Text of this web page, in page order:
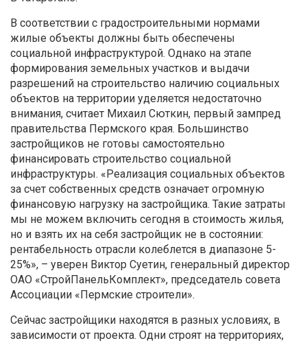
В соответствии с градостроительными нормами
жилые объекты должны быть обеспечены
социальной инфраструктурой. Однако на этапе
формирования земельных участков и выдачи
разрешений на строительство наличию социальных
объектов на территории уделяется недостаточно
внимания, считает Михаил Сюткин, первый зампред
правительства Пермского края. Большинство
застройщиков не готовы самостоятельно
финансировать строительство социальной
инфраструктуры. «Реализация социальных объектов
за счет собственных средств означает огромную
финансовую нагрузку на застройщика. Такие затраты
мы не можем включить сегодня в стоимость жилья,
но и взять их на себя застройщик не в состоянии:
рентабельность отрасли колеблется в диапазоне 5-
25%», – уверен Виктор Суетин, генеральный директор
ОАО «СтройПанельКомплект», председатель совета
Ассоциации «Пермские строители».
Сейчас застройщики находятся в разных условиях, в
зависимости от проекта. Одни строят на территориях,